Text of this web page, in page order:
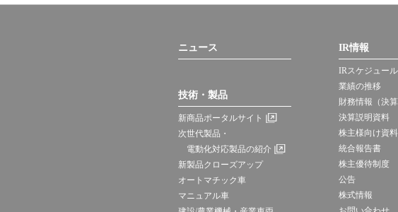
ニュース
技術・製品
新商品ポータルサイト
次世代製品・
電動化対応製品の紹介
新製品クローズアップ
オートマチック車
マニュアル車
IR情報
IRスケジュール
業績の推移
財務情報（決算
決算説明資料
株主様向け資料
統合報告書
株主優待制度
公告
株式情報